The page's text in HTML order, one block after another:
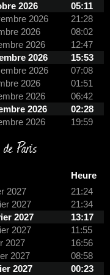
2026
05:11
2026
21:28
2026
08:02
2026
12:47
2026
15:53
2026
07:08
2026
01:51
2026
06:42
2026
02:28
2026 19:59
Paris
Heure
2027
21:24
2027
21:34
2027
13:17
2027
11:55
2027
16:56
2027
08:58
2027
00:23